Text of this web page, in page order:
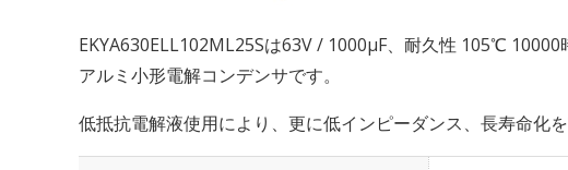
EKYA630ELL102ML25Sは63V / 1000µF、耐久性 105℃
アルミ小形電解コンデンサです。
低抵抗電解液使用により、更に低インピーダンス、長寿命化